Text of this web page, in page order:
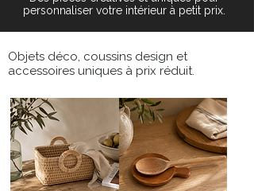
personnaliser votre intérieur à petit prix.
Objets déco, coussins design et
accessoires uniques à prix réduit.